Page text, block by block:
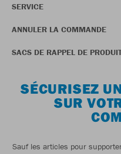
SERVICE
ANNULER LA COMMANDE
SACS DE RAPPEL DE
SÉCURISEZ
SUR
Sauf les articles pour